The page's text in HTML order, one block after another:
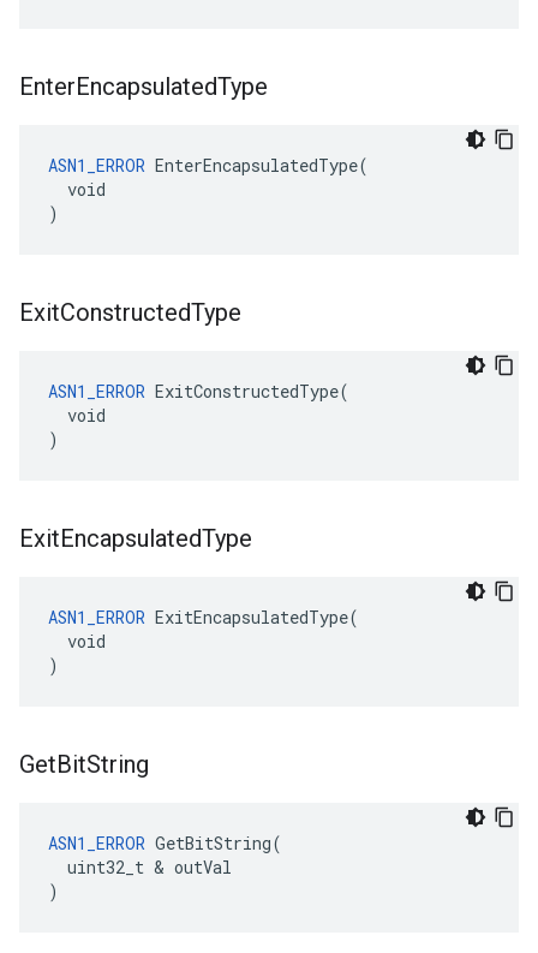
EnterEncapsulatedType
ASN1_ERROR EnterEncapsulatedType(
  void
)
ExitConstructedType
ASN1_ERROR ExitConstructedType(
  void
)
ExitEncapsulatedType
ASN1_ERROR ExitEncapsulatedType(
  void
)
GetBitString
ASN1_ERROR GetBitString(
  uint32_t & outVal
)